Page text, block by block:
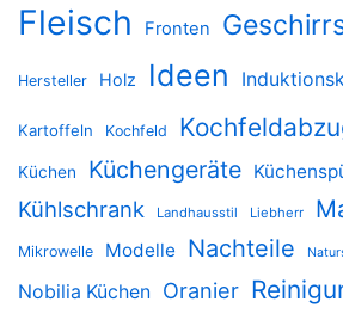
Fleisch Fronten
Hersteller Holz Ideen
Kartoffeln Kochfeld
Küchen Küchengeräte
Kühlschrank Landhausstil Liebherr
Mikrowelle Modelle Nachteile
Nobilia Küchen Oranier